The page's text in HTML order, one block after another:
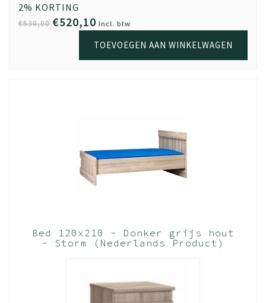
Zoals je weet kan er veel druk komen op een bed. Je
springt erop, je kinderen springen op je bed of je hebt
een romantische avond. Alles is mogelijk en je wilt dat je
bed extra stevig blijft. Hierdoor adviseren we altijd om je
plekken je lattenbodem vastmaken. Hiermee maak je
jouw bed extra stevig en slaap, feest en geniet je met de
rust dat je bed heel blijft. Slaap lekker
Andere tip is, al staat hij duidelijk op de montage
terug dat deze verkeerd om worden gemonteerd. Dus
met de platte zijde aan de onderkant en niet aan de
verkeerd wordt verdeeld. Hierdoor kan er snel een haak
2% KORTING
€530,00 €520,10 Incl. btw
TOEVOEGEN AAN WINKELWAGEN
Bed 120x210 - Donker grijs hout
- Storm (Nederlands Product)